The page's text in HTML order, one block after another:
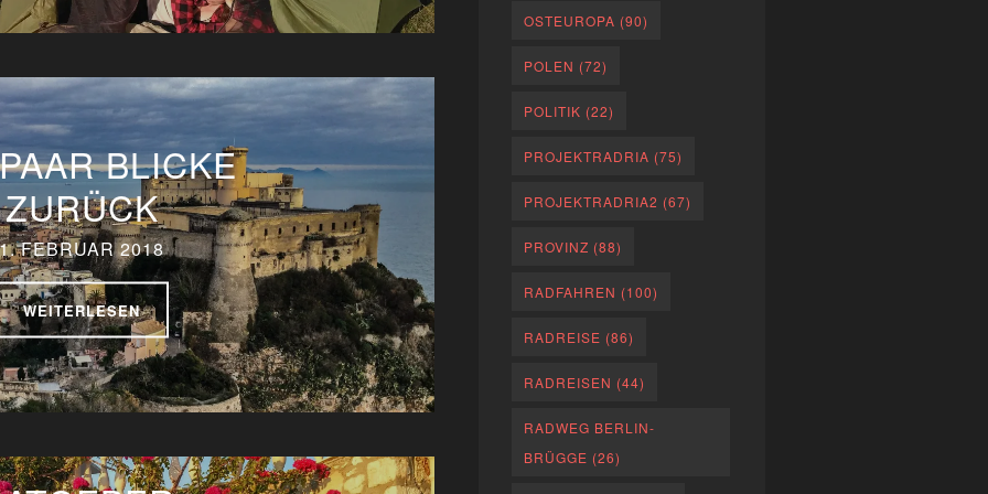
BLICKE
ZURÜCK
1. FEBRUAR 2018
WEITERLESEN
OSTEUROPA (90)
POLEN (72)
POLITIK (22)
PROJEKTRADRIA (75)
PROJEKTRADRIA2 (67)
PROVINZ (88)
RADFAHREN (100)
RADREISE (86)
RADREISEN (44)
RADWEG BERLIN-
BRÜGGE (26)